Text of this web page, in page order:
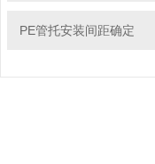
PE管托安装间距确定